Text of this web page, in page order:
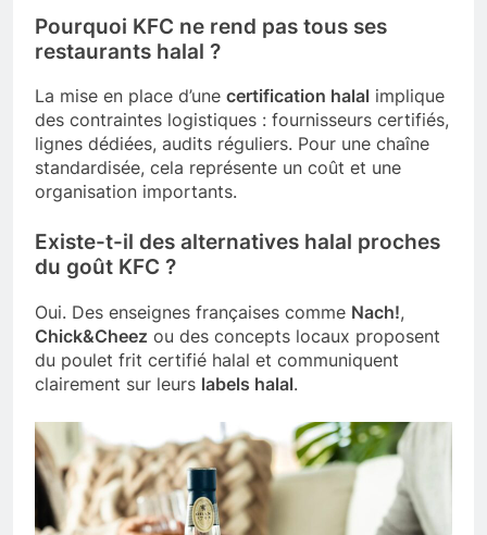
Pourquoi KFC ne rend pas tous ses
restaurants halal ?
La mise en place d’une certification halal implique
des contraintes logistiques : fournisseurs certifiés,
lignes dédiées, audits réguliers. Pour une chaîne
standardisée, cela représente un coût et une
organisation importants.
Existe-t-il des alternatives halal proches
du goût KFC ?
Oui. Des enseignes françaises comme Nach!,
Chick&Cheez ou des concepts locaux proposent
du poulet frit certifié halal et communiquent
clairement sur leurs labels halal.